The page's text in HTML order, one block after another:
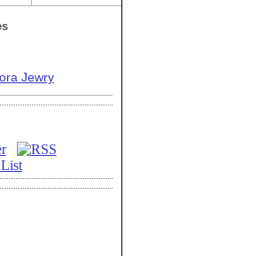
Jewry